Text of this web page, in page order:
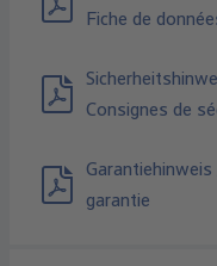
Fiche de
Consignes de
garantie